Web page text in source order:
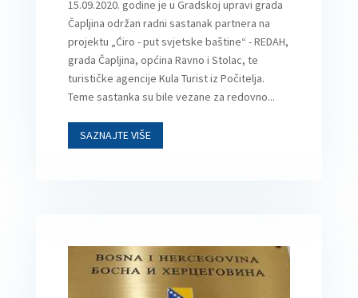
15.09.2020. godine je u Gradskoj upravi grada
Čapljina održan radni sastanak partnera na
projektu „Ćiro - put svjetske baštine“ - REDAH,
grada Čapljina, općina Ravno i Stolac, te
turističke agencije Kula Turist iz Počitelja.
Teme sastanka su bile vezane za redovno...
SAZNAJTE VIŠE